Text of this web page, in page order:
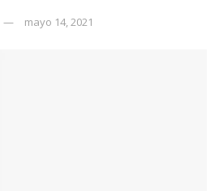
mayo 14, 2021